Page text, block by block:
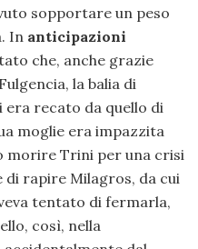
sopportare un peso
In anticipazioni
che, anche grazie
la balia di
era recato da quello di
moglie era impazzita
morire Trini per una crisi
rapire Milagros, da cui
tentato di fermarla,
così, nella